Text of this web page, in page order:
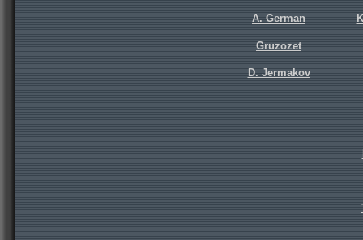
A. German
Gruzozet
D. Jermakov